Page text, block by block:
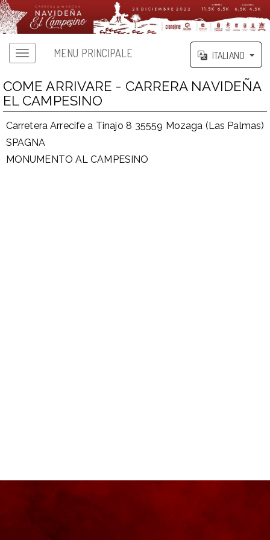
MENU PRINCIPALE ITALIANO
COME ARRIVARE - CARRERA NAVIDEÑA
EL CAMPESINO
Carretera Arrecife a Tinajo 8 35559 Mozaga (Las Palmas)
SPAGNA
MONUMENTO AL CAMPESINO